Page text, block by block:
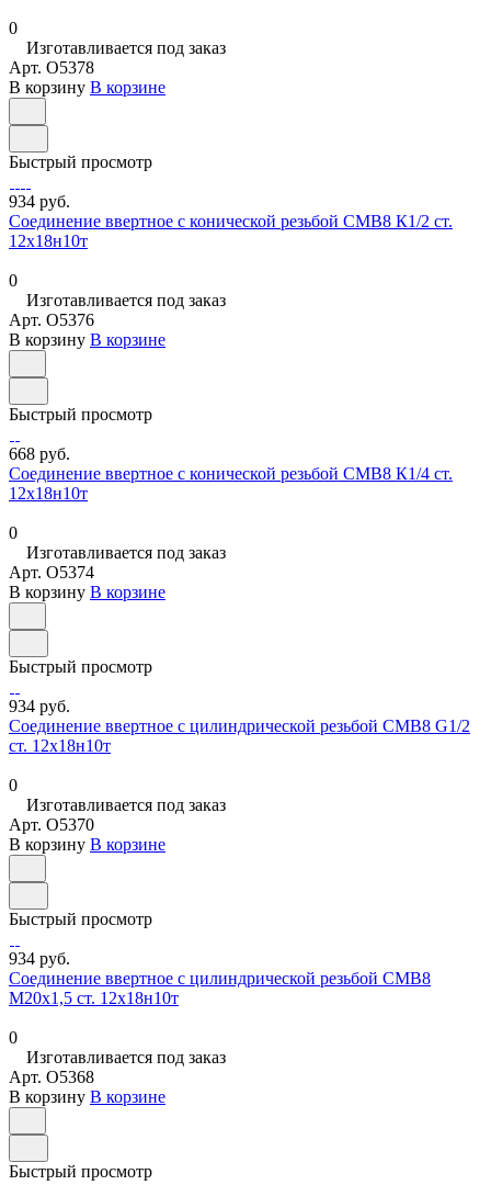
0
Изготавливается под заказ
Арт. O5378
В корзину В корзине
Быстрый просмотр
934 руб.
Соединение ввертное с конической резьбой СМВ8 К1/2 ст.
12х18н10т
0
Изготавливается под заказ
Арт. O5376
В корзину В корзине
Быстрый просмотр
668 руб.
Соединение ввертное с конической резьбой СМВ8 К1/4 ст.
12х18н10т
0
Изготавливается под заказ
Арт. O5374
В корзину В корзине
Быстрый просмотр
934 руб.
Соединение ввертное с цилиндрической резьбой СМВ8 G1/2
ст. 12х18н10т
0
Изготавливается под заказ
Арт. O5370
В корзину В корзине
Быстрый просмотр
934 руб.
Соединение ввертное с цилиндрической резьбой СМВ8
М20х1,5 ст. 12х18н10т
0
Изготавливается под заказ
Арт. O5368
В корзину В корзине
Быстрый просмотр